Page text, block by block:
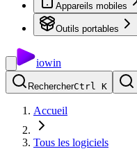
Appareils mobiles
Outils portables
iowin
RechercherCtrl K
Accueil
Tous les logiciels